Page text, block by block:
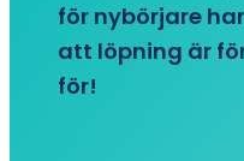
för nybörjare
att löpning är
för!